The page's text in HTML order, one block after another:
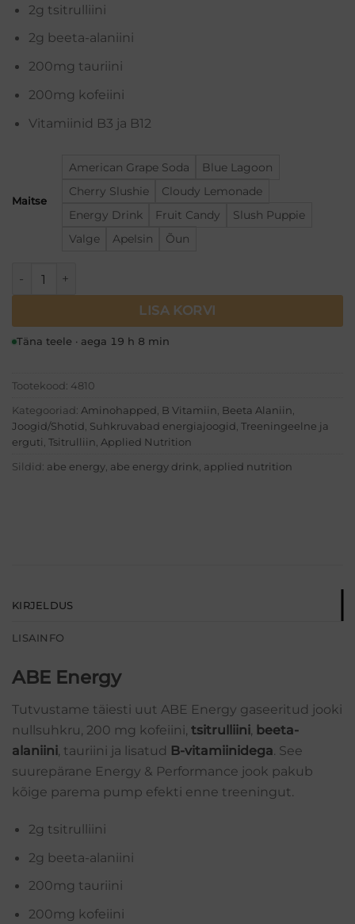
2g tsitrulliini
2g beeta-alaniini
200mg tauriini
200mg kofeiini
Vitamiinid B3 ja B12
Maitse
American Grape Soda
Blue Lagoon
Cherry Slushie
Cloudy Lemonade
Energy Drink
Fruit Candy
Slush Puppie
Valge
Apelsin Õun
LISA KORVI
Täna teele · aega 19 h 8 min
Tootekood: 4810
Kategooriad: Aminohapped B Vitamiin Beeta Alaniin
Joogid/Shotid Suhkruvabad energiajoogid Treeningeelne ja
erguti Tsitrulliin Applied Nutrition
Sildid: abe energy abe energy drink applied nutrition
KIRJELDUS
LISAINFO
ABE Energy
Tutvustame täiesti uut ABE Energy gaseeritud jooki
nullsuhkru, 200 mg kofeiini, tsitrulliini beeta-
alaniini , tauriini ja lisatud B-vitamiinidega . See
suurepärane Energy & Performance jook pakub
kõige parema pump efekti enne treeningut.
2g tsitrulliini
2g beeta-alaniini
200mg tauriini
200mg kofeiini